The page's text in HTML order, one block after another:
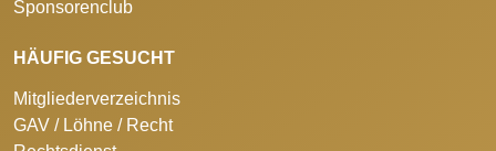
Sponsorenclub
HÄUFIG GESUCHT
Mitgliederverzeichnis
GAV / Löhne / Recht